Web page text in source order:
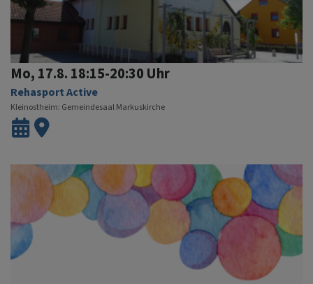
Mo, 17.8. 18:15-20:30 Uhr
Rehasport Active
Kleinostheim Gemeindesaal Markuskirche